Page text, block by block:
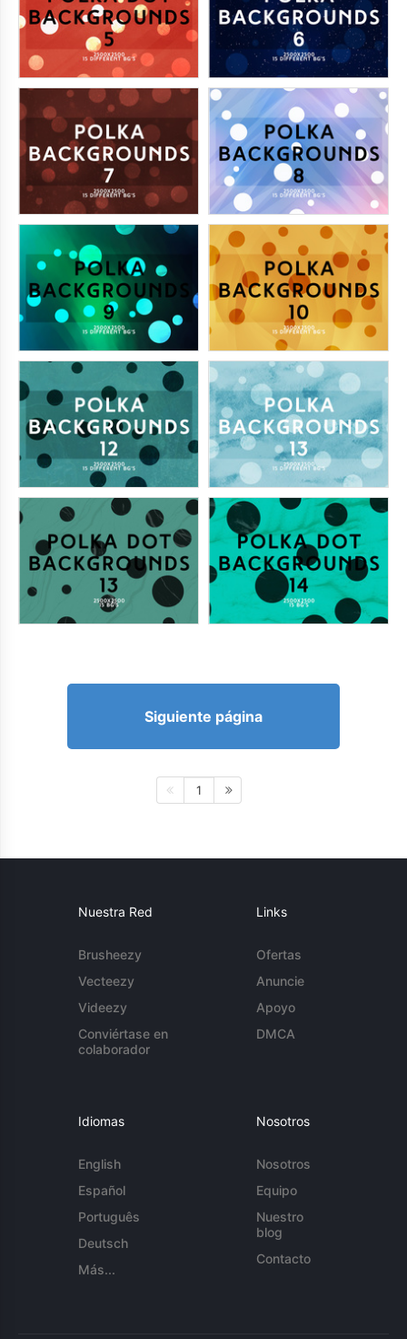
Siguiente página
1
Nuestra Red
Brusheezy
Vecteezy
Videezy
Conviértase en
colaborador
Links
Ofertas
Anuncie
Apoyo
DMCA
Idiomas
English
Español
Português
Deutsch
Más...
Nosotros
Nosotros
Equipo
Nuestro
blog
Contacto